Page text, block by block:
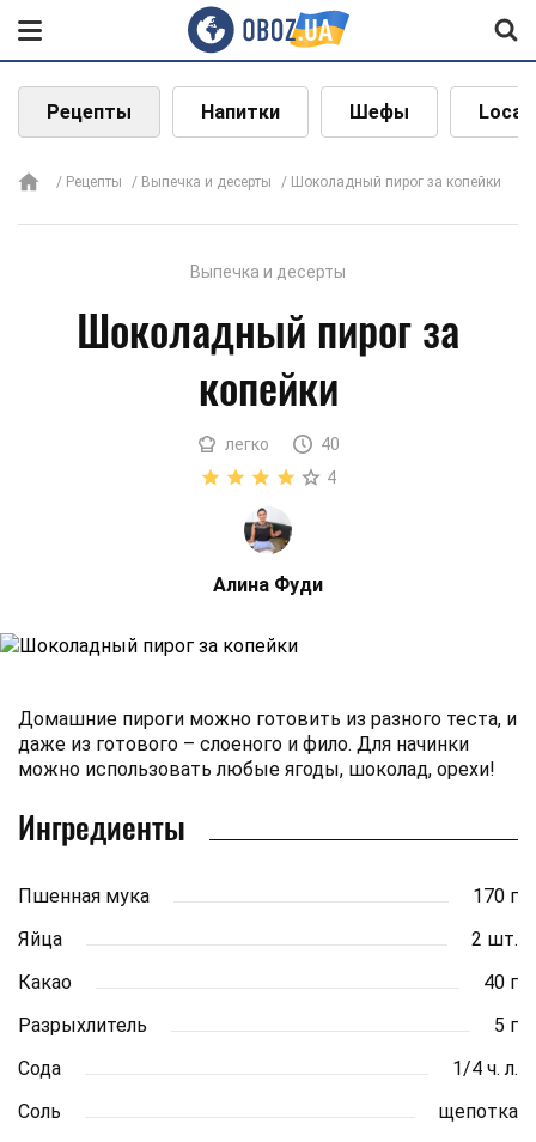
Рецепты Напитки Шефы Local
Рецепты Выпечка и десерты Шоколадный пирог за копейки
Выпечка и десерты
Шоколадный пирог за
копейки
легко
40
4
Алина Фуди
Домашние пироги можно готовить из разного теста, и
даже из готового – слоеного и фило. Для начинки
можно использовать любые ягоды, шоколад, орехи!
Ингредиенты
Пшенная мука
170 г
Яйца
2 шт.
Какао
40 г
Разрыхлитель
5 г
Сода
1/4 ч. л.
Соль
щепотка